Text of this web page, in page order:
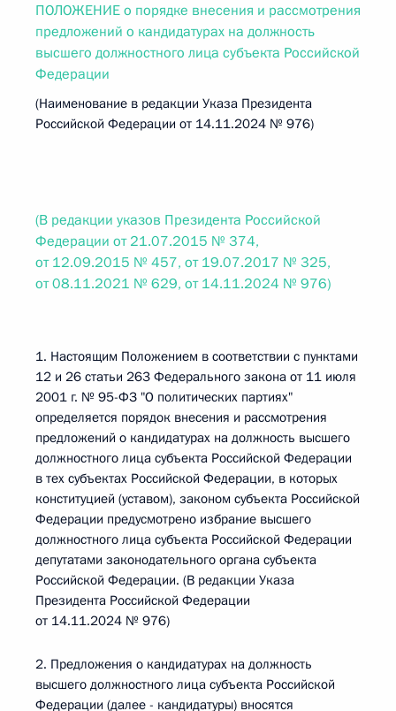
ПОЛОЖЕНИЕ о порядке внесения и рассмотрения
предложений о кандидатурах на должность
высшего должностного лица субъекта Российской
Федерации
(Наименование в редакции Указа Президента
Российской Федерации от 14.11.2024 № 976)
(В редакции указов Президента Российской
Федерации от 21.07.2015 № 374,
от 12.09.2015 № 457, от 19.07.2017 № 325,
от 08.11.2021 № 629, от 14.11.2024 № 976)
1. Настоящим Положением в соответствии с пунктами
12 и 26 статьи 263 Федерального закона от 11 июля
2001 г. № 95-ФЗ "О политических партиях"
определяется порядок внесения и рассмотрения
предложений о кандидатурах на должность высшего
должностного лица субъекта Российской Федерации
в тех субъектах Российской Федерации, в которых
конституцией (уставом), законом субъекта Российской
Федерации предусмотрено избрание высшего
должностного лица субъекта Российской Федерации
депутатами законодательного органа субъекта
Российской Федерации. (В редакции Указа
Президента Российской Федерации
от 14.11.2024 № 976)
2. Предложения о кандидатурах на должность
высшего должностного лица субъекта Российской
Федерации (далее - кандидатуры) вносятся